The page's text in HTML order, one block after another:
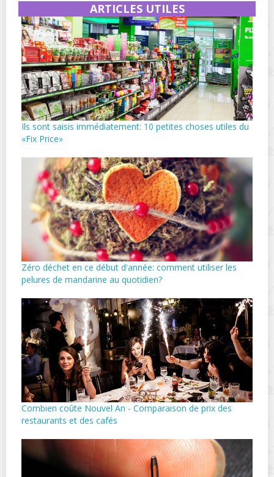
ARTICLES UTILES
Ils sont saisis immédiatement: 10 petites choses utiles du
«Fix Price»
Zéro déchet en ce début d'année: comment utiliser les
pelures de mandarine au quotidien?
Combien coûte Nouvel An - Comparaison de prix des
restaurants et des cafés